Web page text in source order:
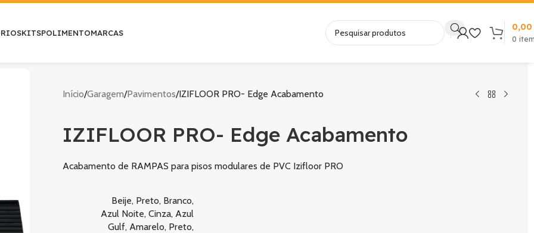
KITSPOLIMENTOMARCAS
0
0,00
Início Garagem Pavimentos IZIFLOOR PRO- Edge Acabamento
IZIFLOOR PRO- Edge Acabamento
Acabamento de RAMPAS para pisos modulares de PVC Izifloor PRO
Beije, Preto, Branco,
Azul Noite, Cinza, Azul
Gulf, Amarelo, Preto,